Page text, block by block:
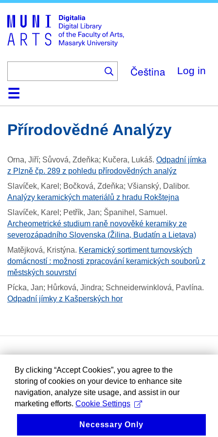
main
content
Čeština Log in
HomeCollections
Browse
Search
About
HelpContactDigitalia
Přírodovědné Analýzy
Orna, Jiří; Sůvová, Zdeňka; Kučera, Lukáš. Odpadní jímka
z Plzně čp. 289 z pohledu přírodovědných analýz
Slavíček, Karel; Bočková, Zdeňka; Všianský, Dalibor.
Analýzy keramických materiálů z hradu Rokštejna
Slavíček, Karel; Petřík, Jan; Španihel, Samuel .
Archeometrické studium raně novověké keramiky ze
severozápadního Slovenska (Žilina, Budatín a Lietava)
Matějková, Kristýna. Keramický sortiment turnovských
domácností : možnosti zpracování keramických souborů z
městských souvrství
Pícka, Jan; Hůrková, Jindra; Schneiderwinklová, Pavlína.
Odpadní jímky z Kašperských hor
By clicking “Accept Cookies”, you agree to the
storing of cookies on your device to enhance site
navigation, analyze site usage, and assist in our
marketing efforts. Cookie Settings
Necessary Only